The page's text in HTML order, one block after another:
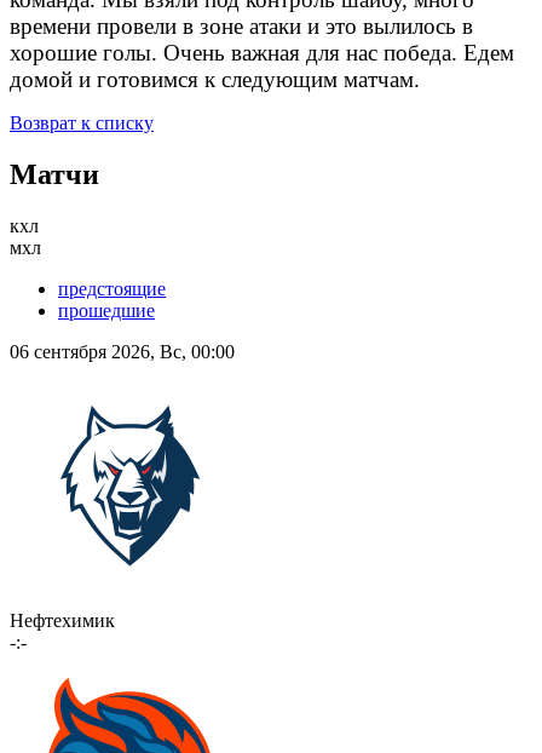
времени провели в зоне атаки и это вылилось в
хорошие голы. Очень важная для нас победа. Едем
домой и готовимся к следующим матчам.
Возврат к списку
Матчи
кхл
мхл
предстоящие
прошедшие
06 сентября 2026, Вс, 00:00
Нефтехимик
-:-